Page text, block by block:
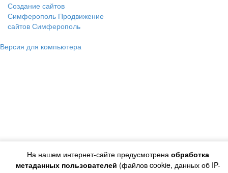
На нашем интернет-сайте предусмотрена обработка
метаданных пользователей (файлов cookie, данных об IP-
Создание сайтов
Симферополь Продвижение
сайтов Симферополь
Версия для компьютера